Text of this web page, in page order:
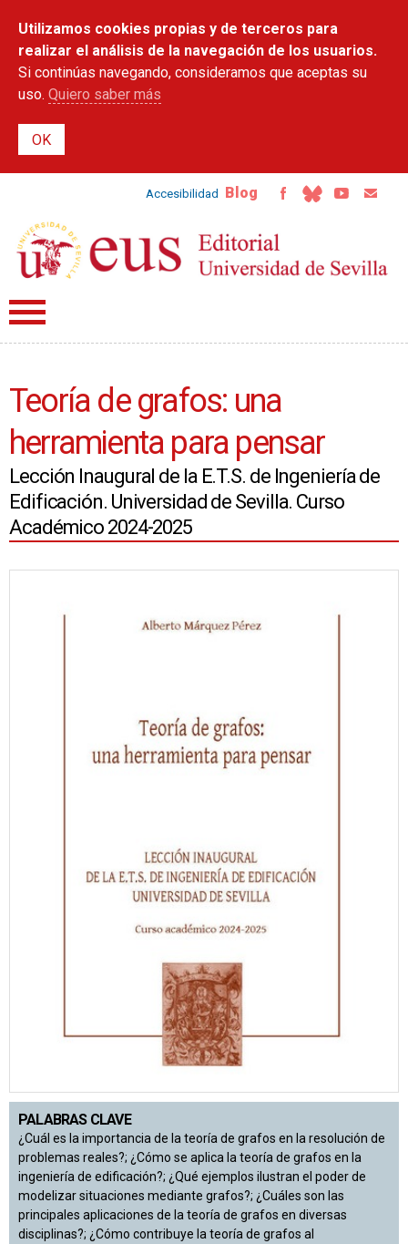
contenido
principal
Utilizamos cookies propias y de terceros para
realizar el análisis de la navegación de los usuarios.
Si continúas navegando, consideramos que aceptas su
uso. Quiero saber más
Accesibilidad Blog
Teoría de grafos: una
herramienta para pensar
Lección Inaugural de la E.T.S. de Ingeniería de
Edificación. Universidad de Sevilla. Curso
Académico 2024-2025
PALABRAS CLAVE
¿Cuál es la importancia de la teoría de grafos en la resolución de
problemas reales?; ¿Cómo se aplica la teoría de grafos en la
ingeniería de edificación?; ¿Qué ejemplos ilustran el poder de
modelizar situaciones mediante grafos?; ¿Cuáles son las
principales aplicaciones de la teoría de grafos en diversas
disciplinas?; ¿Cómo contribuye la teoría de grafos al